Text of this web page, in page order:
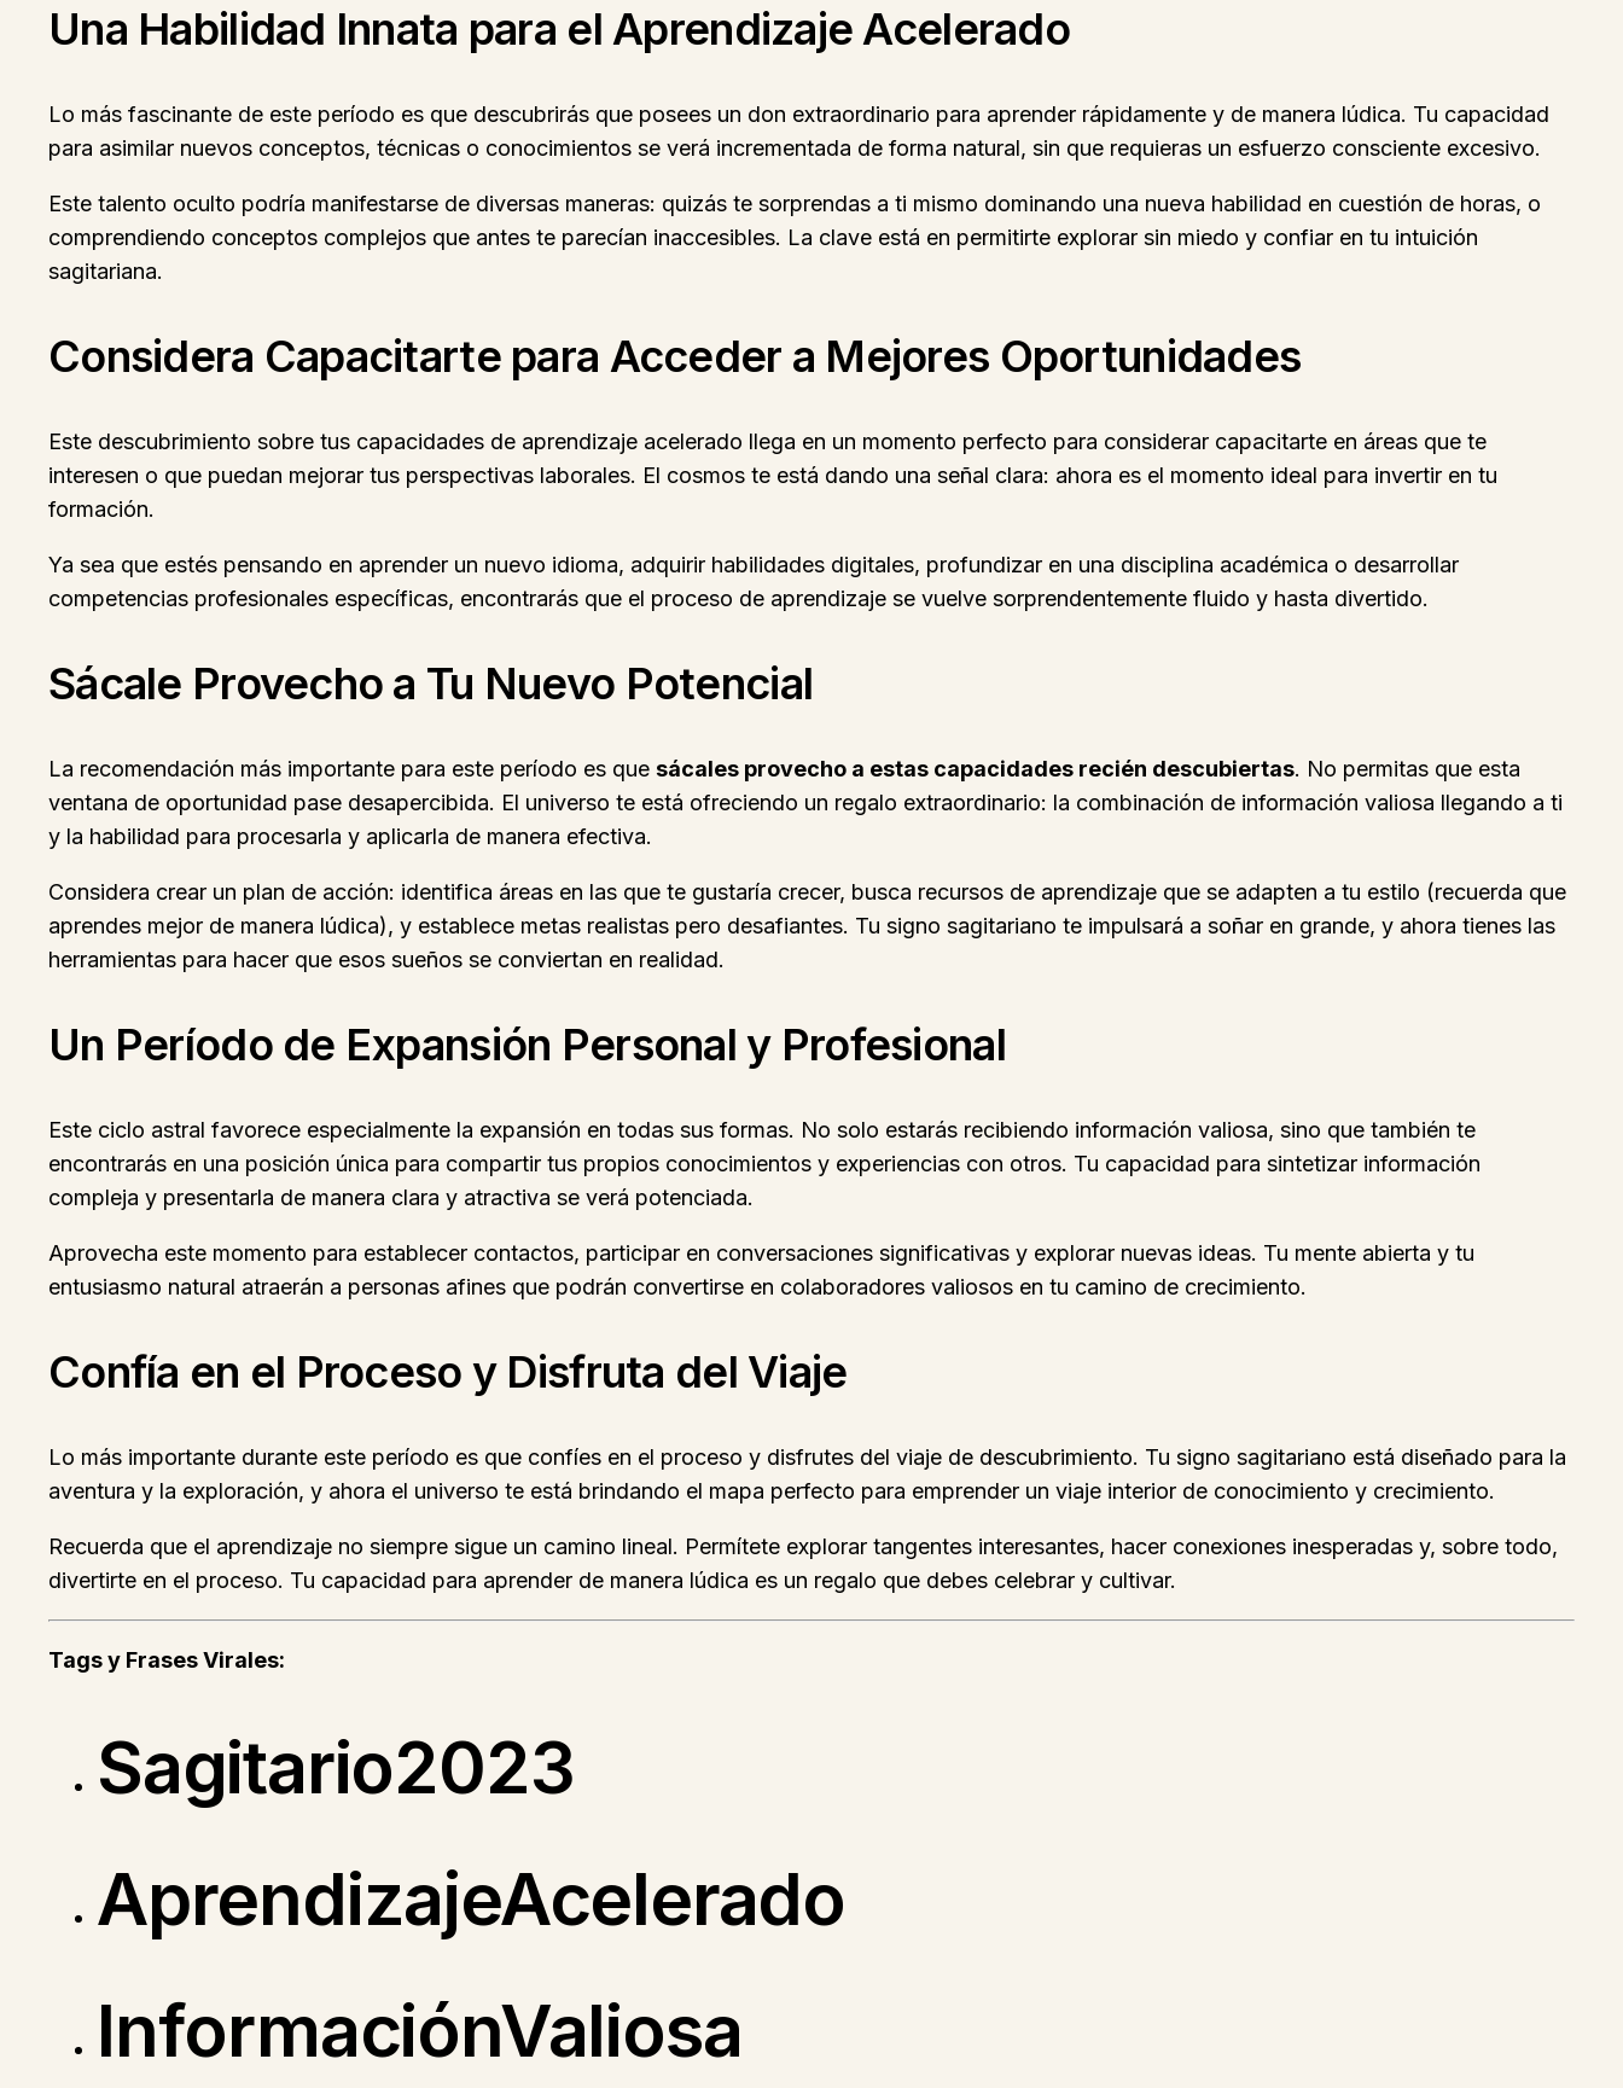
Una Habilidad Innata para el Aprendizaje Acelerado
Lo más fascinante de este período es que descubrirás que posees un don extraordinario para aprender rápidamente y de manera lúdica. Tu capacidad
para asimilar nuevos conceptos, técnicas o conocimientos se verá incrementada de forma natural, sin que requieras un esfuerzo consciente excesivo.
Este talento oculto podría manifestarse de diversas maneras: quizás te sorprendas a ti mismo dominando una nueva habilidad en cuestión de horas, o
comprendiendo conceptos complejos que antes te parecían inaccesibles. La clave está en permitirte explorar sin miedo y confiar en tu intuición
sagitariana.
Considera Capacitarte para Acceder a Mejores Oportunidades
Este descubrimiento sobre tus capacidades de aprendizaje acelerado llega en un momento perfecto para considerar capacitarte en áreas que te
interesen o que puedan mejorar tus perspectivas laborales. El cosmos te está dando una señal clara: ahora es el momento ideal para invertir en tu
formación.
Ya sea que estés pensando en aprender un nuevo idioma, adquirir habilidades digitales, profundizar en una disciplina académica o desarrollar
competencias profesionales específicas, encontrarás que el proceso de aprendizaje se vuelve sorprendentemente fluido y hasta divertido.
Sácale Provecho a Tu Nuevo Potencial
La recomendación más importante para este período es que sácales provecho a estas capacidades recién descubiertas. No permitas que esta
ventana de oportunidad pase desapercibida. El universo te está ofreciendo un regalo extraordinario: la combinación de información valiosa llegando a ti
y la habilidad para procesarla y aplicarla de manera efectiva.
Considera crear un plan de acción: identifica áreas en las que te gustaría crecer, busca recursos de aprendizaje que se adapten a tu estilo (recuerda que
aprendes mejor de manera lúdica), y establece metas realistas pero desafiantes. Tu signo sagitariano te impulsará a soñar en grande, y ahora tienes las
herramientas para hacer que esos sueños se conviertan en realidad.
Un Período de Expansión Personal y Profesional
Este ciclo astral favorece especialmente la expansión en todas sus formas. No solo estarás recibiendo información valiosa, sino que también te
encontrarás en una posición única para compartir tus propios conocimientos y experiencias con otros. Tu capacidad para sintetizar información
compleja y presentarla de manera clara y atractiva se verá potenciada.
Aprovecha este momento para establecer contactos, participar en conversaciones significativas y explorar nuevas ideas. Tu mente abierta y tu
entusiasmo natural atraerán a personas afines que podrán convertirse en colaboradores valiosos en tu camino de crecimiento.
Confía en el Proceso y Disfruta del Viaje
Lo más importante durante este período es que confíes en el proceso y disfrutes del viaje de descubrimiento. Tu signo sagitariano está diseñado para la
aventura y la exploración, y ahora el universo te está brindando el mapa perfecto para emprender un viaje interior de conocimiento y crecimiento.
Recuerda que el aprendizaje no siempre sigue un camino lineal. Permítete explorar tangentes interesantes, hacer conexiones inesperadas y, sobre todo,
divertirte en el proceso. Tu capacidad para aprender de manera lúdica es un regalo que debes celebrar y cultivar.
Tags y Frases Virales:
Sagitario2023
AprendizajeAcelerado
InformaciónValiosa